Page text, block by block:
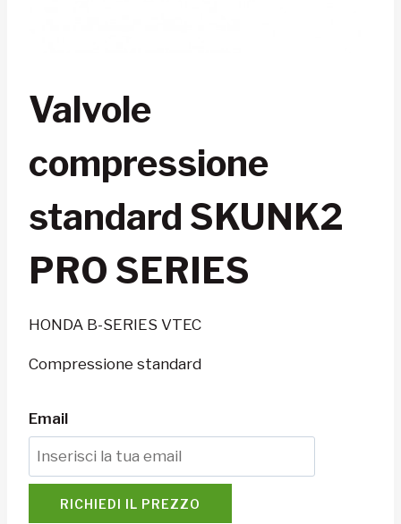
Valvole
compressione
standard SKUNK2
PRO SERIES
HONDA B-SERIES VTEC
Compressione standard
Email
RICHIEDI IL PREZZO